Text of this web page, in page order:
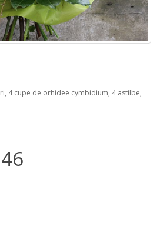
4 cupe de orhidee cymbidium, 4 astilbe,